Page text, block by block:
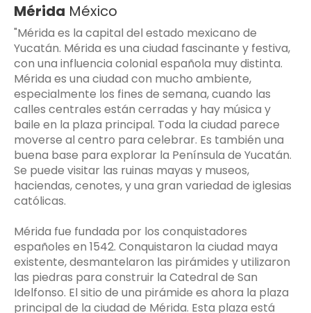
Mérida México
"Mérida es la capital del estado mexicano de
Yucatán. Mérida es una ciudad fascinante y festiva,
con una influencia colonial española muy distinta.
Mérida es una ciudad con mucho ambiente,
especialmente los fines de semana, cuando las
calles centrales están cerradas y hay música y
baile en la plaza principal. Toda la ciudad parece
moverse al centro para celebrar. Es también una
buena base para explorar la Península de Yucatán.
Se puede visitar las ruinas mayas y museos,
haciendas, cenotes, y una gran variedad de iglesias
católicas.
Mérida fue fundada por los conquistadores
españoles en 1542. Conquistaron la ciudad maya
existente, desmantelaron las pirámides y utilizaron
las piedras para construir la Catedral de San
Idelfonso. El sitio de una pirámide es ahora la plaza
principal de la ciudad de Mérida. Esta plaza está